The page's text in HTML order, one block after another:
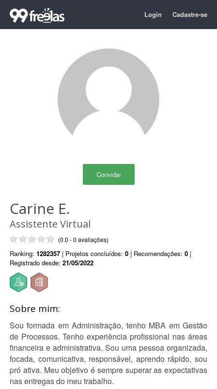
Login Cadastre-se
Convidar
Carine E.
Assistente Virtual
(0.0 - 0 avaliações)
Ranking: 1282357 | Projetos concluídos: 0 | Recomendações: 0 |
Registrado desde: 21/05/2022
Sobre mim:
Sou formada em Administração, tenho MBA em Gestão
de Processos. Tenho experiência profissional nas áreas
financeira e administrativa. Sou uma pessoa organizada,
focada, comunicativa, responsável, aprendo rápido, sou
pró ativa. Meu objetivo é sempre superar as expectativas
nas entregas do meu trabalho.